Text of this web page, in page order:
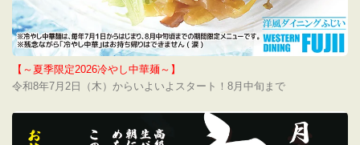
【～夏季限定2026冷やし中華麺～】
令和8年7月2日（木）からいよいよスタート！8月中旬まで